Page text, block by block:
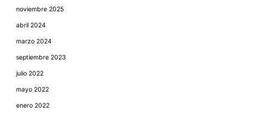
noviembre 2025
abril 2024
marzo 2024
septiembre 2023
julio 2022
mayo 2022
enero 2022